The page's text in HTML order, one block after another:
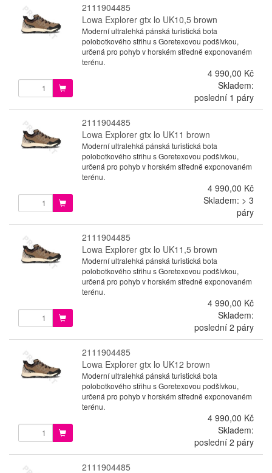
2111904485
Lowa Explorer gtx lo UK10,5 brown
Moderní ultralehká pánská turistická bota
polobotkového střihu s Goretexovou podšívkou,
určená pro pohyb v horském středně exponovaném
terénu.
4 990,00 Kč
Skladem:
poslední 1 páry
2111904485
Lowa Explorer gtx lo UK11 brown
Moderní ultralehká pánská turistická bota
polobotkového střihu s Goretexovou podšívkou,
určená pro pohyb v horském středně exponovaném
terénu.
4 990,00 Kč
Skladem: > 3
páry
2111904485
Lowa Explorer gtx lo UK11,5 brown
Moderní ultralehká pánská turistická bota
polobotkového střihu s Goretexovou podšívkou,
určená pro pohyb v horském středně exponovaném
terénu.
4 990,00 Kč
Skladem:
poslední 2 páry
2111904485
Lowa Explorer gtx lo UK12 brown
Moderní ultralehká pánská turistická bota
polobotkového střihu s Goretexovou podšívkou,
určená pro pohyb v horském středně exponovaném
terénu.
4 990,00 Kč
Skladem:
poslední 2 páry
2111904485